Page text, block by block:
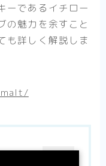
ーであるイチロー
の魅力を余すこと
も詳しく解説しま